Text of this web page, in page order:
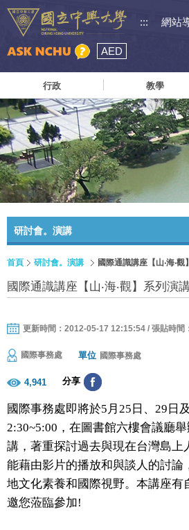
::: 網站
AED
行政 教學
研討會。演講
首頁 研討會。演講 國際通識講座【山‧海‧觀
國際通識講座【山‧海‧觀】系列演
更新時間：2012-05-17 12:15:54 / 張貼時
國際事務處 單位 國際事務處
4,941 分享
國際事務處即將於5 月 25 日 、 29 日及
2:30~5:00 ，在圖書館六樓會議廳
講，著重探討過去與現在台灣島上
能藉由影片的播放和與談人的討論
地文化素養和國際視野。本講座有
邀您蒞臨參加!